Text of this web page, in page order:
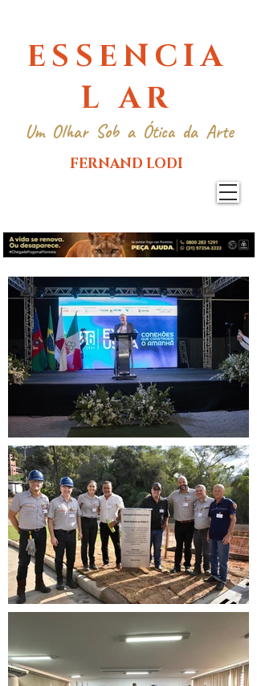
ESSENCIA
L AR
Um Olhar Sob a Ótica da Arte
FERNAND LODI